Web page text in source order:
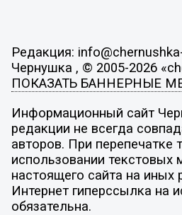
Редакция:
Чернушка , © 2005-2026
ПОКАЗАТЬ БАННЕРНЫЕ
Информационный сайт
редакции не всегда
авторов. При перепечатке
использовании текстовых
настоящего сайта на иных
Интернет гиперссылка на
обязательна.